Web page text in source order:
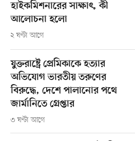
হাইকমিশনারের সাক্ষাৎ, কী
আলোচনা হলো
২ ঘণ্টা আগে
যুক্তরাষ্ট্রে প্রেমিকাকে হত্যার
অভিযোগ ভারতীয় তরুণের
বিরুদ্ধে, দেশে পালানোর পথে
জার্মানিতে গ্রেপ্তার
৩ ঘণ্টা আগে